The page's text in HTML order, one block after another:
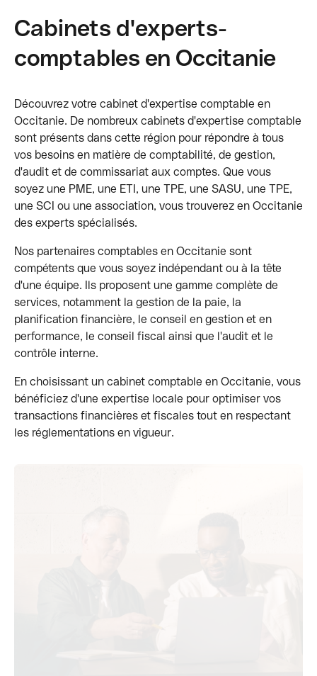
Cabinets d'experts-
comptables en Occitanie
Découvrez votre cabinet d'expertise comptable en
Occitanie. De nombreux cabinets d'expertise comptable
sont présents dans cette région pour répondre à tous
vos besoins en matière de comptabilité, de gestion,
d'audit et de commissariat aux comptes. Que vous
soyez une PME, une ETI, une TPE, une SASU, une TPE,
une SCI ou une association, vous trouverez en Occitanie
des experts spécialisés.
Nos partenaires comptables en Occitanie sont
compétents que vous soyez indépendant ou à la tête
d'une équipe. Ils proposent une gamme complète de
services, notamment la gestion de la paie, la
planification financière, le conseil en gestion et en
performance, le conseil fiscal ainsi que l'audit et le
contrôle interne.
En choisissant un cabinet comptable en Occitanie, vous
bénéficiez d'une expertise locale pour optimiser vos
transactions financières et fiscales tout en respectant
les réglementations en vigueur.